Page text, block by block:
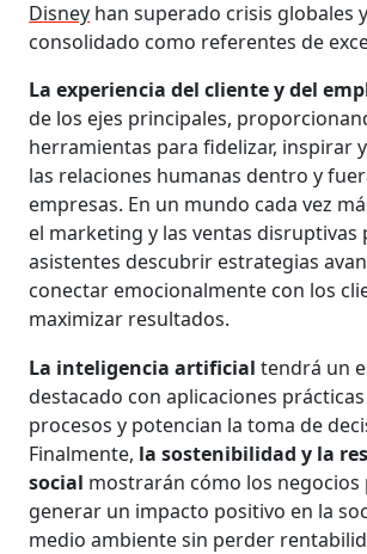
Disney han superado crisis globales
consolidado como referentes de
La experiencia del cliente y del
de los ejes principales,
herramientas para fidelizar, inspirar
las relaciones humanas dentro y
empresas. En un mundo cada vez
el marketing y las ventas disruptivas
asistentes descubrir estrategias
conectar emocionalmente con los
maximizar resultados.
La inteligencia artificial tendrá un
destacado con aplicaciones
procesos y potencian la toma de
Finalmente, la sostenibilidad y la
social mostrarán cómo los negocios
generar un impacto positivo en la
medio ambiente sin perder